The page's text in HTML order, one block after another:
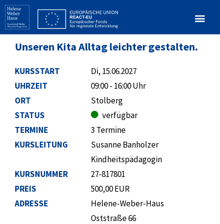
Unseren Kita Alltag leichter gestalten.
KURSSTART
UHRZEIT
ORT
STATUS
TERMINE
Di, 15.06.2027
09:00 - 16:00 Uhr
Stolberg
verfügbar
3 Termine
KURSLEITUNG
KURSNUMMER
PREIS
ADRESSE
Susanne Banholzer
Kindheitspädagogin
27-817801
500,00 EUR
Helene-Weber-Haus
Oststraße 66